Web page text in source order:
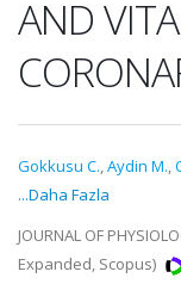
AND
Gokkusu C.,Aydin M.,
...Daha Fazla
JOURNAL OF
Expanded, Scopus)